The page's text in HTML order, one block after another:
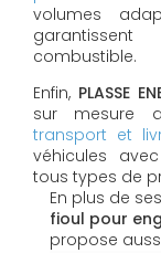
volumes
combustible.
Enfin, PLASSE
sur mesure
transport et
véhicules
tous types de
En plus de
fioul pour
propose